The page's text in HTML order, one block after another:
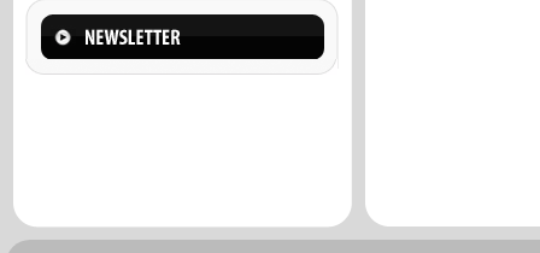
Mercoledì 22 marzo 2023
Suono l'ukulele in 8 lezioni